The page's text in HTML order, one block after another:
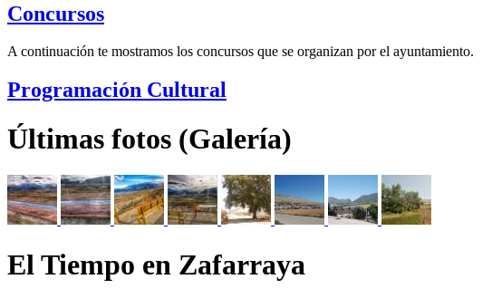
Concursos
A continuación te mostramos los concursos que se organizan por el ayuntamiento.
Programación Cultural
Últimas fotos (Galería)
El Tiempo en Zafarraya